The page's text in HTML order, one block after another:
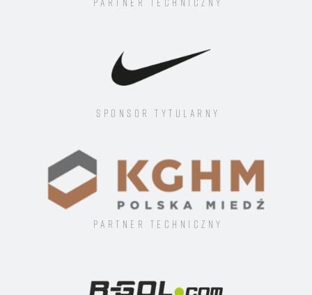
Sponsor tytularny
Partner techniczny